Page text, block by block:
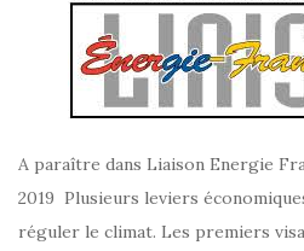
A paraître dans Liaison Energie
2019 Plusieurs leviers
réguler le climat. Les premiers